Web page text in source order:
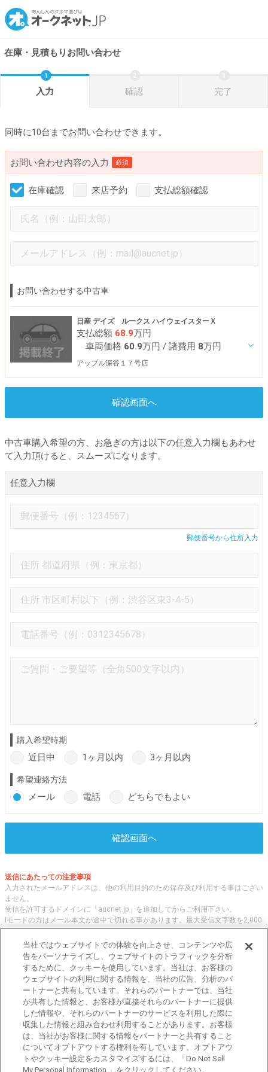
在庫・見積もりお問い合わせ
入力 確認 完了
同時に10台までお問い合わせできます。
お問い合わせ内容の入力 必須
在庫確認 来店予約 支払総額確認
お問い合わせする中古車
日産 デイズ ルークス ハイウェイスターＸ
支払総額 68.9万円
車両価格 60.9万円 / 諸費用 8万円
アップル深谷１７号店
確認画面へ
中古車購入希望の方、お急ぎの方は以下の任意入力欄もあわせ
て入力頂けると、スムーズになります。
任意入力欄
郵便番号から住所入力
購入希望時期
近日中 1ヶ月以内 3ヶ月以内
希望連絡方法
メール 電話 どちらでもよい
確認画面へ
送信にあたっての注意事項
入力されたメールアドレスは、他の利用目的のため保存及び利用する事はござい
ません。
受信を許可するドメインに「aucnet.jp」を追加してからご利用下さい。
iモードの方はメール本文が途中で切れる事があります。最大受信文字数を2,000
文字へ変更してご利用ください
オークネット.jpでは、全国の中古車について、 「評価点と星の数」の情報をも
とに、信頼性の高い中古車情報を提供しています。
車種・エリア・走行距離等の基本的な中古車の状態から、「評価点と星の数」に
よる検索、装備品等のオプション等の詳細検索等、こだわりの中古車を様々な角
度から探すことが可能です。 国内外の各メーカー・車種を多く取り揃え、皆さ
まに安心と信頼の全国の中古車についての情報をお届け致します。
東京都公安委員会許可 第301001105434号
当社ではウェブサイトでの体験を向上させ、コンテンツや広
告をパーソナライズし、ウェブサイトのトラフィックを分析
するために、クッキーを使用しています。当社は、お客様の
ウェブサイトの利用に関する情報を、当社の広告、分析のパ
ートナーと共有しています。それらのパートナーでは、当社
が共有した情報と、お客様が直接それらのパートナーに提供
した情報や、それらのパートナーのサービスを利用した際に
収集した情報と組み合わせ利用することがあります。お客様
は、当社がお客様に関する情報をパートナーと共有すること
についてオプトアウトする権利を有しています。オプトアウ
トやクッキー設定をカスタマイズするには、「Do Not Sell
My Personal Information 」をクリックしてください。